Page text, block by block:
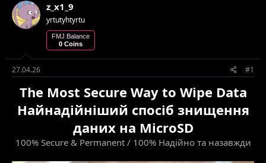
т
е
м
т
в
о
р
е
н
z_x1_9
yrtutyhtyrtu
FMJ Balance
0 Coins
27.04.26 #1
The Most Secure Way to Wipe Data
Найнадійніший спосіб знищення
данихна MicroSD
100% Secure & Permanent / 100% Надійно та назавжди